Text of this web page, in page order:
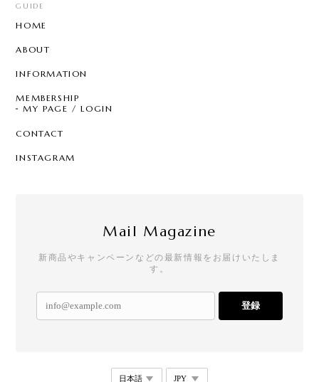
GUIDE
HOME
ABOUT
INFORMATION
MEMBERSHIP
MY PAGE / LOGIN
CONTACT
INSTAGRAM
Mail Magazine
新商品やキャンペーンなどの最新情報をお届けいたしま
す。
登録